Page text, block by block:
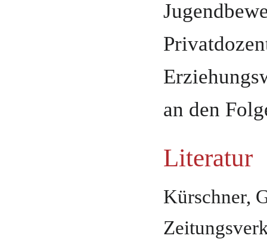
an den
Literatur
Kürschner,